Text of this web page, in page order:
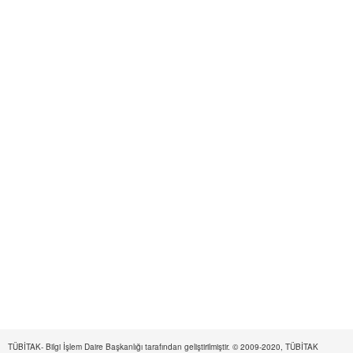
TÜBİTAK- Bilgi İşlem Daire Başkanlığı tarafından geliştirilmiştir. © 2009-2020, TÜBİTAK